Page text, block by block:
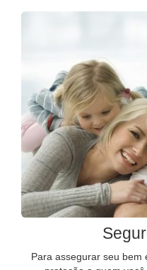
Para assegurar seu bem